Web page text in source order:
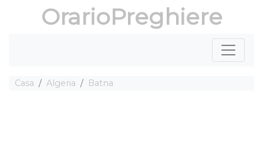
OrarioPreghiere
Casa Algeria Batna